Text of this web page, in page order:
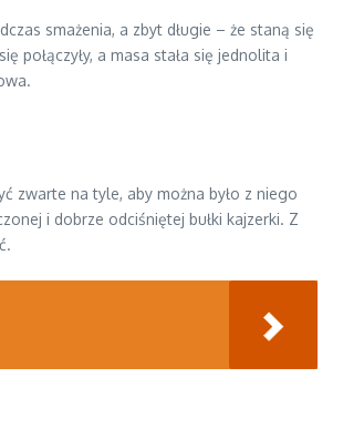
smażenia, a zbyt długie – że staną się
połączyły, a masa stała się jednolita i
zwarte na tyle, aby można było z niego
i dobrze odciśniętej bułki kajzerki. Z